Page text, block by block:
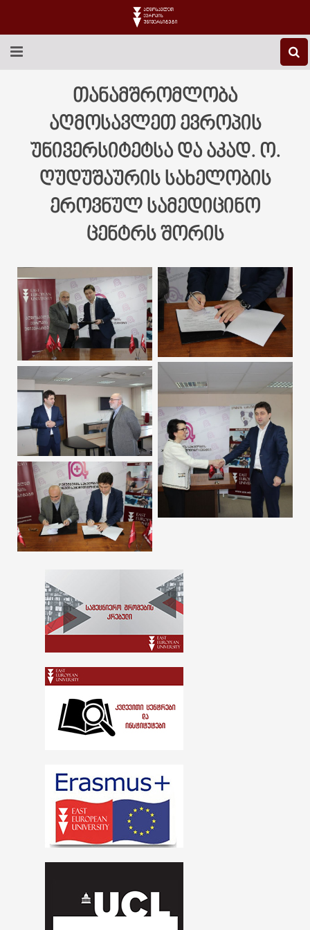
EEU-Ს ᲨᲔᲡᲐᲮᲔᲑ
ᲒᲐᲜᲐᲗᲚᲔᲑᲐ
ᲙᲕᲚᲔᲕᲐ
ᲡᲐᲔᲠᲗᲐᲨᲝᲠᲘᲡᲝ
ᲑᲘᲑᲚᲘᲝᲗᲔᲙᲐ
ᲡᲢᲣᲓᲔᲜᲢᲣᲠᲘ ᲪᲮᲝᲕᲠᲔᲑᲐ
ᲙᲝᲜᲢᲐᲥᲢᲘ
თანამშრომლობა
აღმოსავლეთ ევროპის
უნივერსიტეტსა და აკად. ო.
ღუდუშაურის სახელობის
ეროვნულ სამედიცინო
ცენტრს შორის